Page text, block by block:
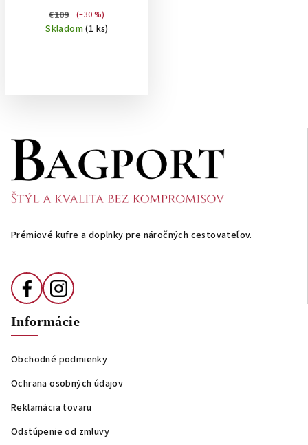
€109 (–30 %)
Skladom(1 ks)
Prémiové kufre a doplnky pre náročných cestovateľov.
Informácie
Obchodné podmienky
Ochrana osobných údajov
Reklamácia tovaru
Odstúpenie od zmluvy